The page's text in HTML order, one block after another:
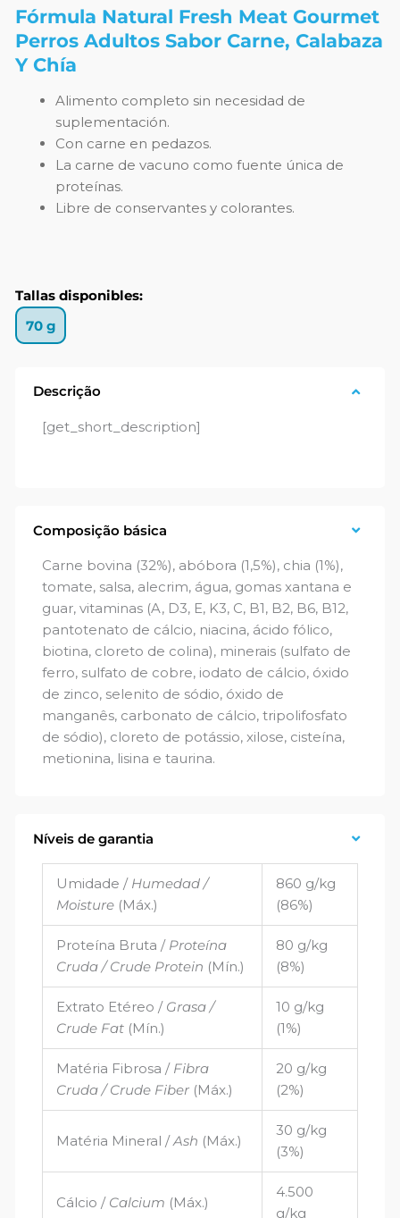
Fórmula Natural Fresh Meat Gourmet
Perros Adultos Sabor Carne, Calabaza
Y Chía
Alimento completo sin necesidad de
suplementación.
Con carne en pedazos.
La carne de vacuno como fuente única de
proteínas.
Libre de conservantes y colorantes.
Tallas disponibles:
70 g
Descrição
[get_short_description]
Composição básica
Carne bovina (32%), abóbora (1,5%), chia (1%),
tomate, salsa, alecrim, água, gomas xantana e
guar, vitaminas (A, D3, E, K3, C, B1, B2, B6, B12,
pantotenato de cálcio, niacina, ácido fólico,
biotina, cloreto de colina), minerais (sulfato de
ferro, sulfato de cobre, iodato de cálcio, óxido
de zinco, selenito de sódio, óxido de
manganês, carbonato de cálcio, tripolifosfato
de sódio), cloreto de potássio, xilose, cisteína,
metionina, lisina e taurina.
Níveis de garantia
Umidade / Humedad /
Moisture (Máx.)
860 g/kg
(86%)
Proteína Bruta / Proteína
Cruda / Crude Protein (Mín.)
80 g/kg
(8%)
Extrato Etéreo / Grasa /
Crude Fat (Mín.)
10 g/kg
(1%)
Matéria Fibrosa / Fibra
Cruda / Crude Fiber (Máx.)
20 g/kg
(2%)
Matéria Mineral /Ash (Máx.)
30 g/kg
(3%)
Cálcio / Calcium (Máx.)
4.500
g/kg